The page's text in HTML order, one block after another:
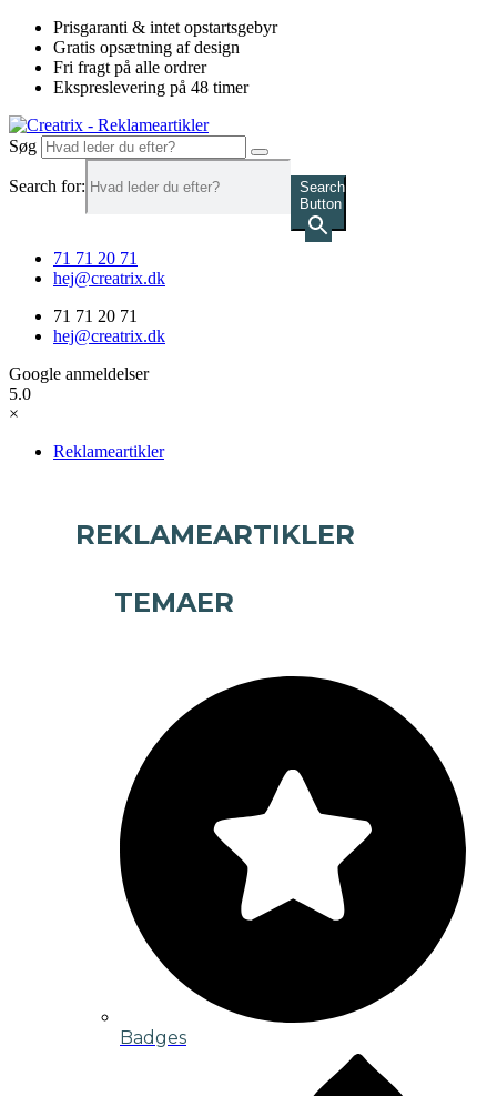
Videre
indhold
Prisgaranti & intet opstartsgebyr
Gratis opsætning af design
Fri fragt på alle ordrer
Ekspreslevering på 48 timer
Søg
Search for:
Search
Button
71 71 20 71
hej@creatrix.dk
71 71 20 71
hej@creatrix.dk
Google anmeldelser
5.0
×
Reklameartikler
REKLAMEARTIKLER
TEMAER
Badges